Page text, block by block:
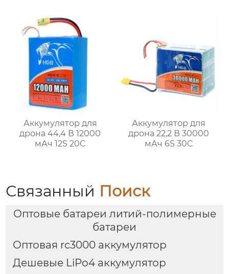
Аккумулятор для
дрона 44,4 В 12000
мАч 12S 20C
Аккумулятор для
дрона 22,2 В 30000
мАч 6S 30C
Связанный Поиск
Оптовые батареи литий-полимерные
батареи
Оптовая rc3000 аккумулятор
Дешевые LiPo4 аккумулятор